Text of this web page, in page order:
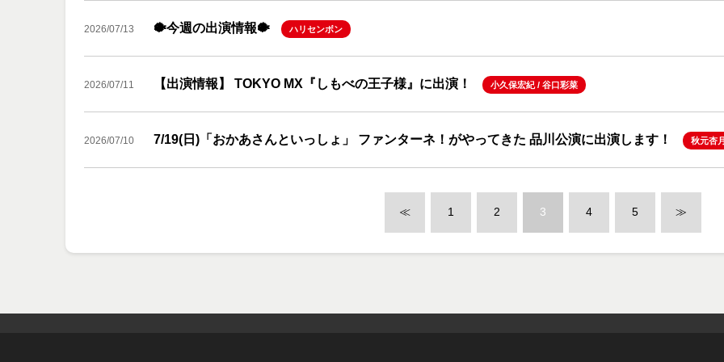
2026/07/13 🐡今週の出演情報🐡 ハリセンボン
2026/07/11 【出演情報】 TOKYO MX『しもべの王子様』に出演！ 小久保宏紀/谷口彩菜
2026/07/10 7/19(日)「おかあさんといっしょ」 ファンターネ！がやってきた 品川公演に出演します！ 秋元杏月
≪ 1 2 3 4 5 ≫